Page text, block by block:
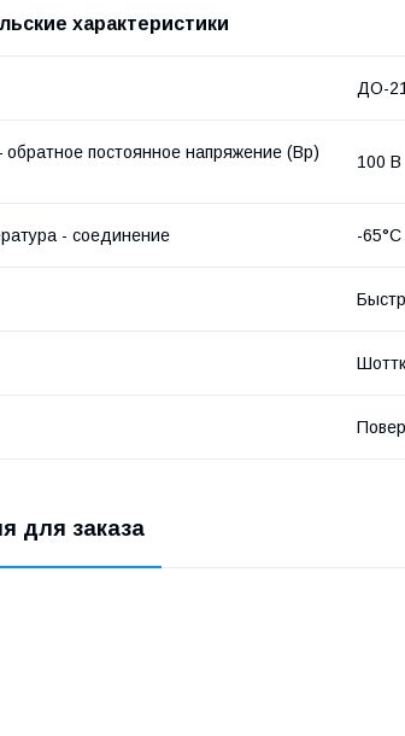
характеристики
ДО-
постоянное напряжение (Вр)
100 В
- соединение -
для заказа